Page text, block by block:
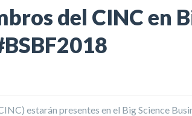
del CINC en
estarán presentes en el Big Science